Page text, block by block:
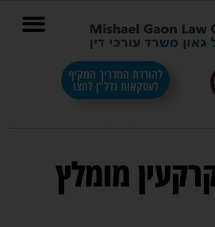
להורדת המדריך המקיף
לעסקאות נדל"ן לחצו
מומלץ